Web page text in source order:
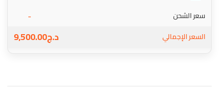
سعر الشحن -
السعر الإجمالي د.ج9,500.00